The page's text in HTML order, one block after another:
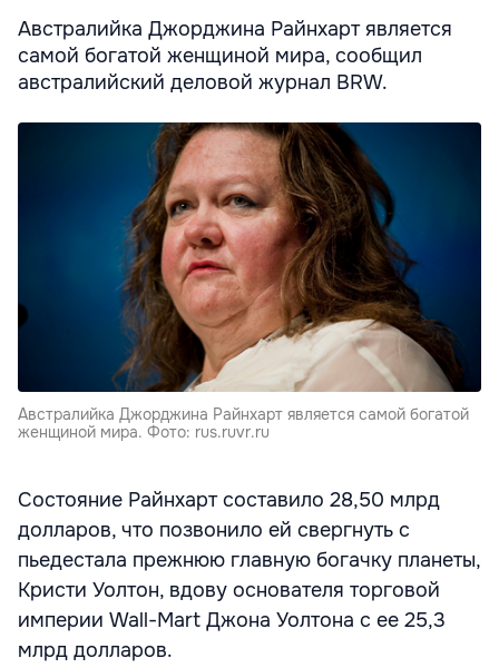
Австралийка Джорджина Райнхарт является
самой богатой женщиной мира, сообщил
австралийский деловой журнал BRW.
Австралийка Джорджина Райнхарт является самой богатой
женщиной мира. Фото: rus.ruvr.ru
Состояние Райнхарт составило 28,50 млрд
долларов, что позвонило ей свергнуть с
пьедестала прежнюю главную богачку планеты,
Кристи Уолтон, вдову основателя торговой
империи Wall-Mart Джона Уолтона с ее 25,3
млрд долларов.